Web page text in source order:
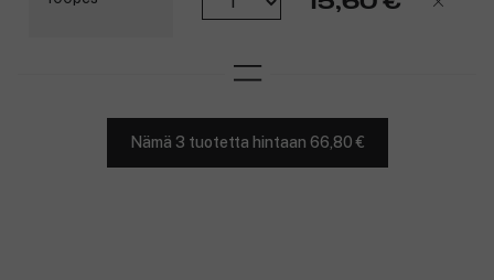
Nämä 3 tuotetta hintaan 66,80 €